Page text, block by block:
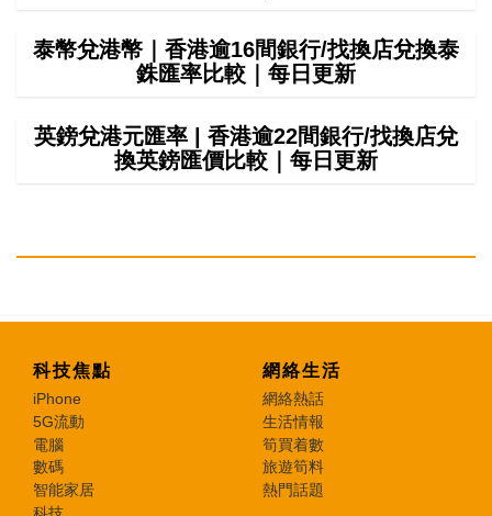
泰幣兌港幣｜香港逾16間銀行/找換店兌換泰
銖匯率比較｜每日更新
英鎊兌港元匯率 | 香港逾22間銀行/找換店兌
換英鎊匯價比較｜每日更新
科技焦點
iPhone
5G流動
電腦
數碼
智能家居
網絡生活
網絡熱話
生活情報
筍買着數
旅遊筍料
熱門話題